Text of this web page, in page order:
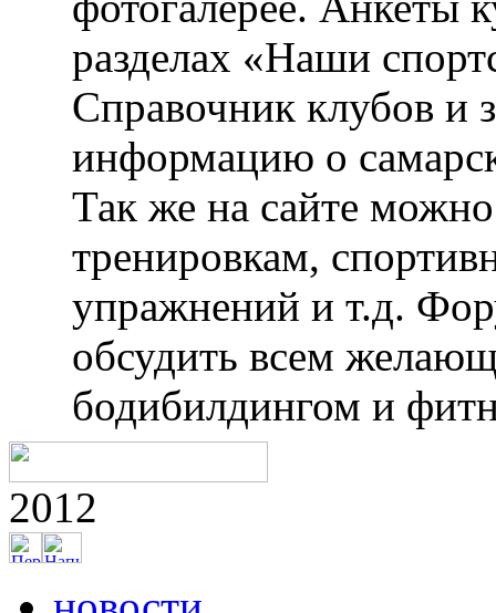
разделах «Наши
Справочник клубов и
информацию о
Так же на сайте
тренировкам,
упражнений и т.д.
обсудить всем
бодибилдингом и
2012
новости